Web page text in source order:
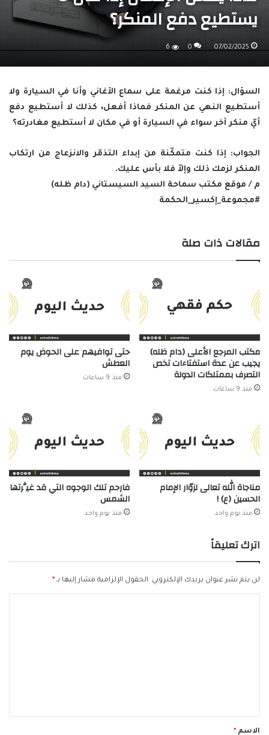
يستطيع دفع المنكر؟
07/02/2025
0
6
السؤال: إذا كنت مرغمة على سماع الأغاني وأنا في السيارة ولا
أستطيع النهي عن المنكر فماذا أفعل، كذلك لا أستطيع دفع
أيّ منكر آخر سواء في السيارة أو في مكان لا أستطيع مغادرته؟
الجواب: إذا كنت متمكّنة من إبداء التذمّر والانزعاج من ارتكاب
المنكر لزمك ذلك وإلاّ فلا بأس عليك.
م / موقع مكتب سماحة السيد السيستاني (دام ظله)
#مجموعة_إكسير_الحكمة
مقالات ذات صلة
مكتب المرجع الأعلى (دام ظله)
يجيب عن عدة استفتاءات تخص
التصرف بممتلكات الدولة
منذ 9 ساعات
حتى توافيهم على الحوض يوم
العطش
منذ 9 ساعات
مناجاة الله تعالى لزوّار الإمام
الحسين (ع) !
منذ يوم واحد
فارحم تلك الوجوه التي قد غيَّرتها
الشمس
منذ يوم واحد
اترك تعليقاً
لن يتم نشر عنوان بريدك الإلكتروني. الحقول الإلزامية مشار إليها بـ *
*الاسم *